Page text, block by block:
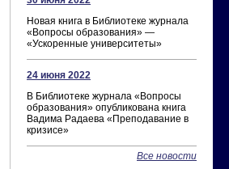
Новая книга в Библиотеке журнала
«Вопросы образования» —
«Ускоренные университеты»
24 июня 2022
В Библиотеке журнала «Вопросы
образования» опубликована книга
Вадима Радаева «Преподавание в
кризисе»
Все новости